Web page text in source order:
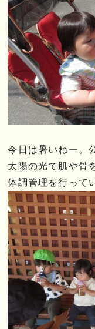
今日は暑いねー。
太陽の光で肌や骨
体調管理を行って